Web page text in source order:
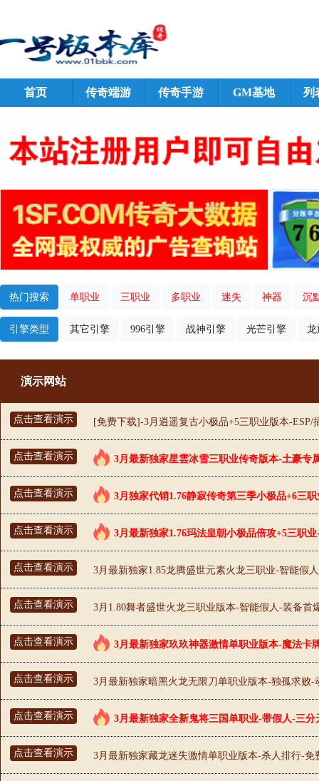
首页 传奇端游 传奇手游 GM基地 列
热门搜索 单职业 三职业 多职业 迷失 神器 沉
引擎类型 其它引擎 996引擎 战神引擎 光芒引擎 龙
演示网站
点击查看演示 [免费下载]-3月逍遥复古小极品+5三职业版本-
点击查看演示 3月最新独家星雲冰雪三职业传奇版本-土豪
点击查看演示 3月独家代销1.76静寂传奇第三季小极品+6三
点击查看演示 3月最新独家1.76玛法皇朝小极品倍攻+5三职
点击查看演示 3月最新独家1.85龙腾盛世元素火龙三职业-智能假
点击查看演示 3月1.80舞者盛世火龙三职业版本-智能假人-装备
点击查看演示 3月最新独家玖玖神器激情单职业版本-魔法
点击查看演示 3月最新独家暗黑火龙无限刀单职业版本-独孤求败
点击查看演示 3月最新独家全新鬼将三国单职业-带假人-三
点击查看演示 3月最新独家藏龙迷失激情单职业版本-杀人排行-